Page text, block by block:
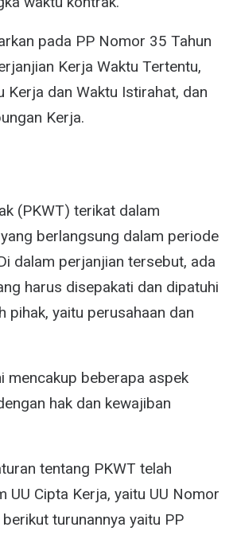
pada PP Nomor 35 Tahun
Kerja Waktu Tertentu,
Kerja dan Waktu Istirahat, dan
Kerja.
(PKWT) terikat dalam
berlangsung dalam periode
dalam perjanjian tersebut, ada
harus disepakati dan dipatuhi
pihak, yaitu perusahaan dan
mencakup beberapa aspek
hak dan kewajiban
tentang PKWT telah
UU Cipta Kerja, yaitu UU Nomor
turunannya yaitu PP